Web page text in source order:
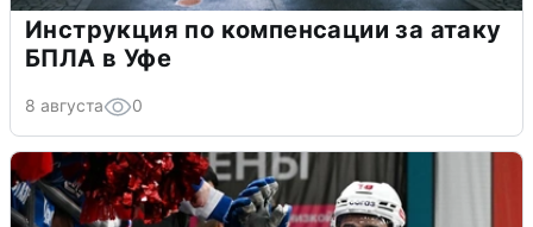
Инструкция по компенсации за атаку
БПЛА в Уфе
8 августа 0